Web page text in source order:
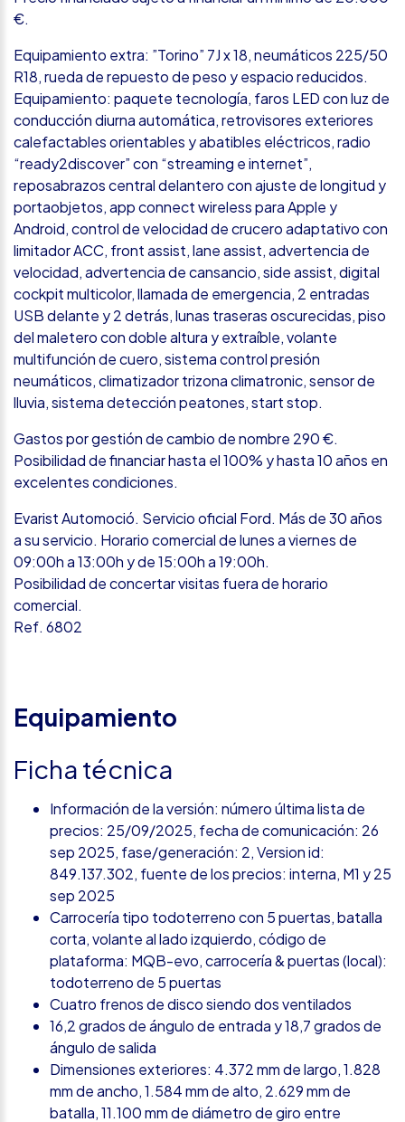
€.
Equipamiento extra: ”Torino” 7J x 18, neumáticos 225/50
R18, rueda de repuesto de peso y espacio reducidos.
Equipamiento: paquete tecnología, faros LED con luz de
conducción diurna automática, retrovisores exteriores
calefactables orientables y abatibles eléctricos, radio
“ready2discover” con “streaming e internet”,
reposabrazos central delantero con ajuste de longitud y
portaobjetos, app connect wireless para Apple y
Android, control de velocidad de crucero adaptativo con
limitador ACC, front assist, lane assist, advertencia de
velocidad, advertencia de cansancio, side assist, digital
cockpit multicolor, llamada de emergencia, 2 entradas
USB delante y 2 detrás, lunas traseras oscurecidas, piso
del maletero con doble altura y extraíble, volante
multifunción de cuero, sistema control presión
neumáticos, climatizador trizona climatronic, sensor de
lluvia, sistema detección peatones, start stop.
Gastos por gestión de cambio de nombre 290 €.
Posibilidad de financiar hasta el 100% y hasta 10 años en
excelentes condiciones.
Evarist Automoció. Servicio oficial Ford. Más de 30 años
a su servicio. Horario comercial de lunes a viernes de
09:00h a 13:00h y de 15:00h a 19:00h.
Posibilidad de concertar visitas fuera de horario
comercial.
Ref. 6802
Equipamiento
Ficha técnica
Información de la versión: número última lista de
precios: 25/09/2025, fecha de comunicación: 26
sep 2025, fase/generación: 2, Version id:
849.137.302, fuente de los precios: interna, M1 y 25
sep 2025
Carrocería tipo todoterreno con 5 puertas, batalla
corta, volante al lado izquierdo, código de
plataforma: MQB-evo, carrocería & puertas (local):
todoterreno de 5 puertas
Cuatro frenos de disco siendo dos ventilados
16,2 grados de ángulo de entrada y 18,7 grados de
ángulo de salida
Dimensiones exteriores: 4.372 mm de largo, 1.828
mm de ancho, 1.584 mm de alto, 2.629 mm de
batalla, 11.100 mm de diámetro de giro entre